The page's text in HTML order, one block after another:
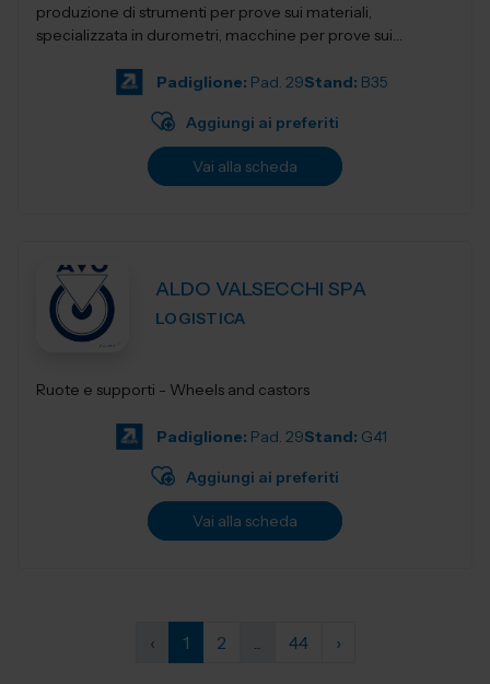
produzione di strumenti per prove sui materiali,
specializzata in durometri, macchine per prove sui
Padiglione: Pad. 29Stand: B35
Aggiungi ai preferiti
Vai alla scheda
ALDO VALSECCHI SPA
LOGISTICA
Ruote e supporti - Wheels and castors
Padiglione: Pad. 29Stand: G41
Aggiungi ai preferiti
Vai alla scheda
‹ 1 2 ... 44 ›